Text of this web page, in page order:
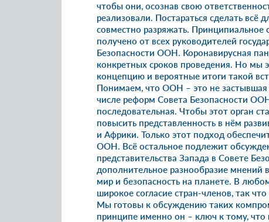
чтобы они, осознав свою
реализовали. Постараться сделать всё
совместно разряжать. Принципиальное
получено от всех руководителей
Безопасности ООН. Коронавирусная
конкретных сроков проведения. Но мы
концепцию и вероятные итоги такой
Понимаем, что ООН – это не застывшая
числе реформ Совета Безопасности
последовательная. Чтобы этот орган
повысить представленность в нём
и Африки. Только этот подход
ООН. Всё остальное подлежит
представительства Запада в Совете
дополнительное разнообразие мнений
мир и безопасность на планете. В
широкое согласие стран-членов, так
Мы готовы к обсуждению таких
принципе именно он – ключ к тому,